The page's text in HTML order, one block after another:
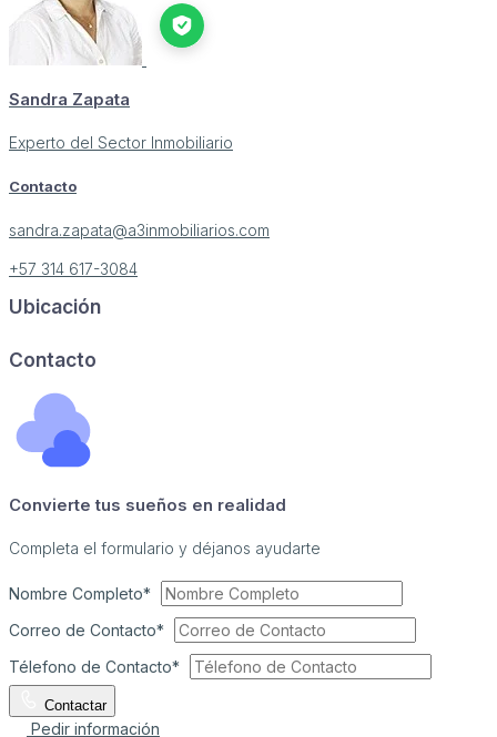
Sandra Zapata
Experto del Sector Inmobiliario
Contacto
sandra.zapata@a3inmobiliarios.com
+57 314 617-3084
Ubicación
Contacto
Convierte tus sueños en realidad
Completa el formulario y déjanos ayudarte
Nombre Completo*
Correo de Contacto*
Télefono de Contacto*
Contactar
Pedir información